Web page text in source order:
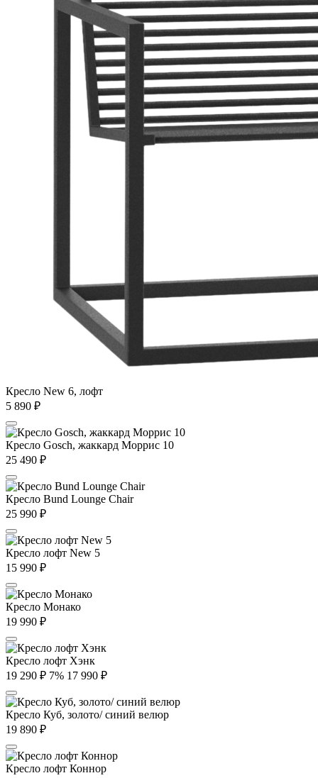
Кресло New 6, лофт
5 890 ₽
Кресло Gosch, жаккард Моррис 10
25 490 ₽
Кресло Bund Lounge Chair
25 990 ₽
Кресло лофт New 5
15 990 ₽
Кресло Монако
19 990 ₽
Кресло лофт Хэнк
19 290 ₽ 7% 17 990 ₽
Кресло Куб, золото/ синий велюр
19 890 ₽
Кресло лофт Коннор